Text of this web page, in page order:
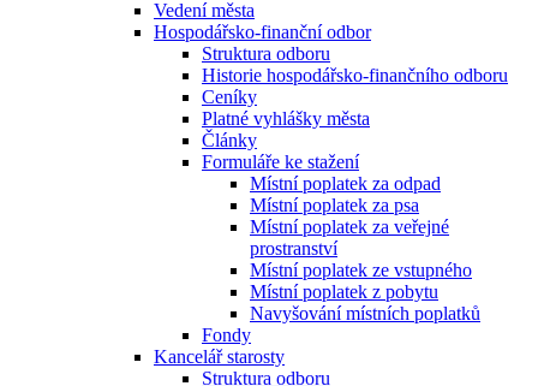
Vedení města
Hospodářsko-finanční odbor
Struktura odboru
Historie hospodářsko-finančního odboru
Ceníky
Platné vyhlášky města
Články
Formuláře ke stažení
Místní poplatek za odpad
Místní poplatek za psa
Místní poplatek za veřejné
prostranství
Místní poplatek ze vstupného
Místní poplatek z pobytu
Navyšování místních poplatků
Fondy
Kancelář starosty
Struktura odboru